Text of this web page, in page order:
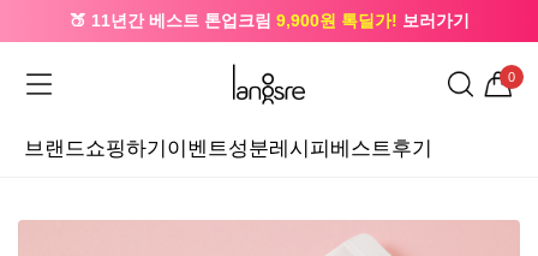
🍑 11년간 베스트 톤업크림 9,900원 톡딜가! 보러가기
5,000원
0
브랜드쇼핑하기 이벤트성분레시피 베스트후기